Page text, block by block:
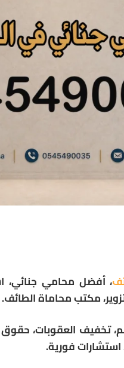
، أفضل محامي جنائي،
مكتب محاماة الطائف.
تخفيف العقوبات، حقوق
استشارات فورية.